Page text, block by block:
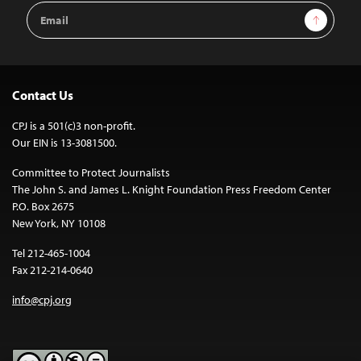
Email
Address
Sign Up
Contact Us
CPJ is a 501(c)3 non-profit.
Our EIN is 13-3081500.
Committee to Protect Journalists
The John S. and James L. Knight Foundation Press Freedom Center
P.O. Box 2675
New York, NY 10108
Tel 212-465-1004
Fax 212-214-0640
info@cpj.org